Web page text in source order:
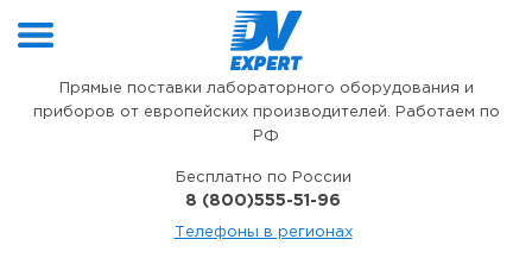
Прямые поставки лабораторного оборудования и
приборов от европейских производителей. Работаем по
РФ
Бесплатно по России
8 (800)555-51-96
Телефоны в регионах